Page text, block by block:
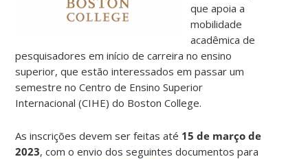
que apoia a
mobilidade
acadêmica de
pesquisadores em início de carreira no ensino
superior, que estão interessados em passar um
semestre no Centro de Ensino Superior
Internacional (CIHE) do Boston College.
As inscrições devem ser feitas até 15 de março de
2023, com o envio dos seguintes documentos para